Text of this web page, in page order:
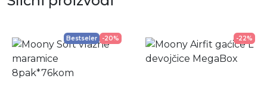
Bestseler -20% -22%